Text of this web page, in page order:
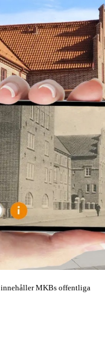
innehåller MKBs offentliga